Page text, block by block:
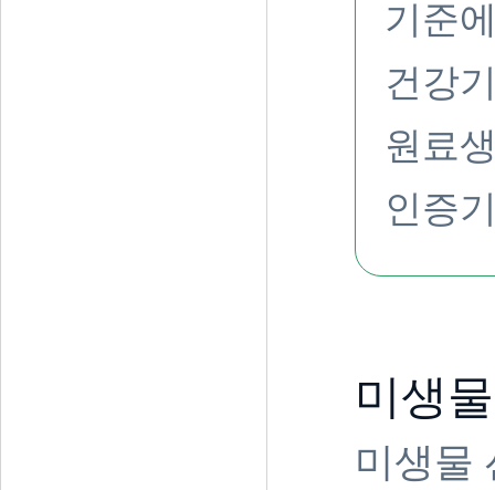
기준
건강
원료
인증
미생
미생물